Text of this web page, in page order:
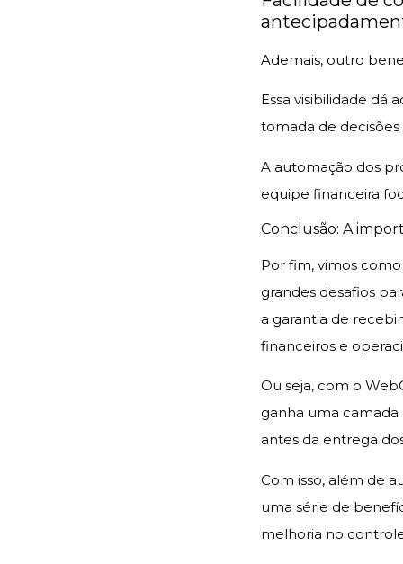
Ademais, outro
Essa visibilidade dá
tomada de decisões
A automação dos
equipe financeira
Conclusão: A
Por fim, vimos
grandes desafios
a garantia de
financeiros e
Ou seja, com o
ganha uma
antes da entrega
Com isso, além de
uma série de
melhoria no